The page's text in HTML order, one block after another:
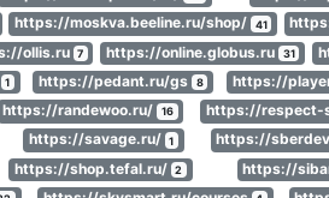
https://moskva.beeline.ru/shop/ 41
ollis.ru 7 https://online.globus.ru 31
1 https://pedant.ru/gs 8 https://
https://randewoo.ru/ 16 https://respect-
https://savage.ru/ 1 https://
https://shop.tefal.ru/ 2 https://